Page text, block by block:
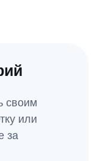
своим
или
за